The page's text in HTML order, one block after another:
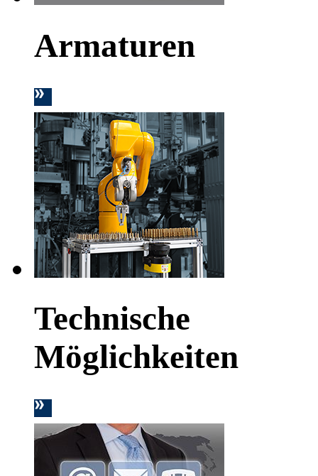
Armaturen
Technische
Möglichkeiten